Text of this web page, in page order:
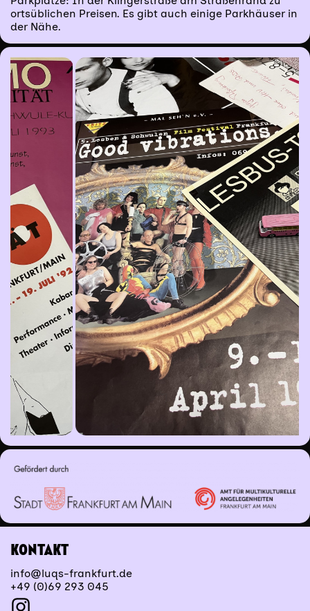
ortsüblichen Preisen. Es gibt auch einige Parkhäuser in
der Nähe.
KONTAKT
info@luqs-frankfurt.de
+49 (0)69 293 045